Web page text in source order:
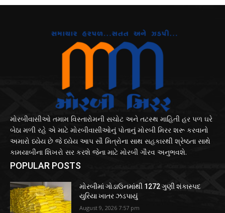
મોરબીવાસીઓ તમામ વિસ્તારોમની સચોટ અને તટસ્થ માહિતી હર પળ ઘરે
બેઠા મળી રહે એ માટે મોરબીવાસીઓનું પોતાનું મોરબી મિરર શરૂ કરવાનો
અમારો ધ્યેય છે જે ધ્યેય આપ સૌ મિત્રોના સાથ સહકારથી શ્રેષ્ઠતા સાથે
કામયાબીના શિખરો સર કરશે જેના માટે મોરબી ગૌરવ અનુભવશે.
POPULAR POSTS
મોરબીમાં ગોડાઉનમાંથી 1272 ગુણી શંકાસ્પદ
યુરિયા ખાતર ઝડપાયું
August 9, 2026 7:57 pm